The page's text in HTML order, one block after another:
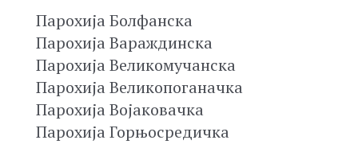
Парохија Болфанска
Парохија Вараждинска
Парохија Великомучанска
Парохија Великопоганачка
Парохија Војаковачка
Парохија Горњосредичка